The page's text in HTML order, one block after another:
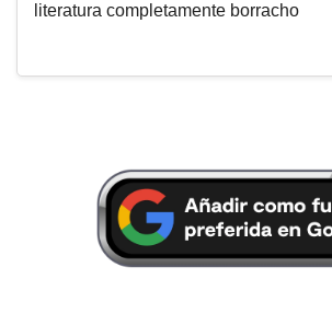
literatura completamente borracho